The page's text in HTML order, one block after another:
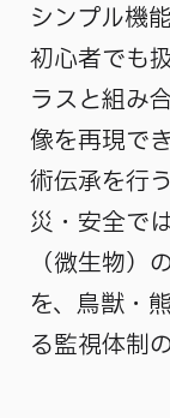
シンプル機
初心者でも
ラスと組み
像を再現で
術伝承を行
災・安全で
（微生物）
を、鳥獣・
る監視体制